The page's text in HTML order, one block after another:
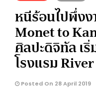
หนีร้อนไปพึ่ง
Monet to
ศิลปะดิจิทัล เ
โรงแรม
Posted On 28 April 2019